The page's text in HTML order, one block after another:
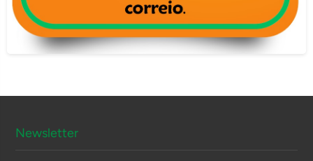
Newsletter